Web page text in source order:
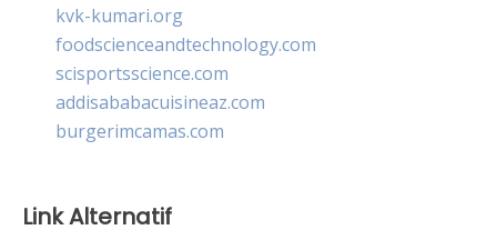
kvk-kumari.org
foodscienceandtechnology.com
scisportsscience.com
addisababacuisineaz.com
burgerimcamas.com
Link Alternatif